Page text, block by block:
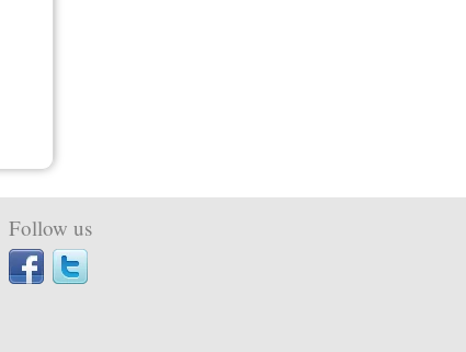
Follow us